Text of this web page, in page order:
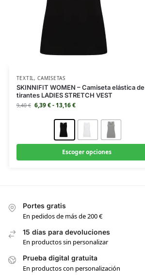
TEXTIL,CAMISETAS
SKINNIFIT WOMEN – Camiseta elástica de
tirantes LADIES STRETCH VEST
9,40€ 6,39€- 13,16€
Escoger opciones
Portes gratis
En pedidos de más de 200 €
15 días para devoluciones
En productos sin personalizar
Prueba digital gratuita
En productos con personalización